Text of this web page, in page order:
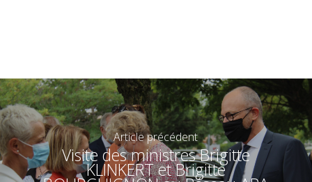
Article précédent
Visite des ministres Brigitte
KLINKERT et Brigitte